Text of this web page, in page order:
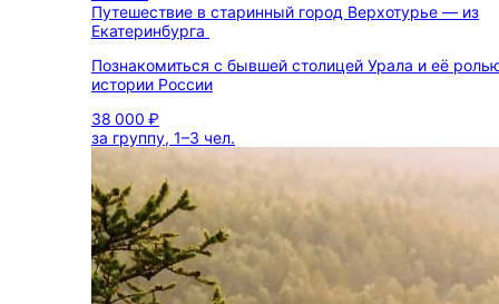
Путешествие в старинный город Верхотурье — из
Екатеринбурга
Познакомиться с бывшей столицей Урала и её
истории России
38 000 ₽
за группу, 1–3 чел.